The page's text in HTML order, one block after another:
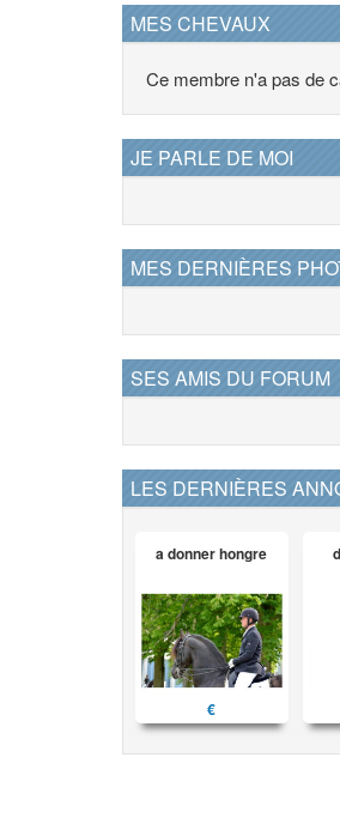
MES CHEVAUX
Ce membre n'a pas de
JE PARLE DE MOI
MES DERNIÈRES
SES AMIS DU FORUM
LES DERNIÈRES
a donner hongre
€